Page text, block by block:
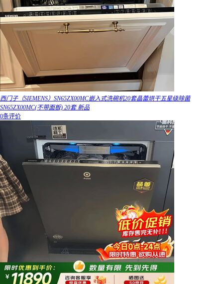
西门子（SIEMENS）SN65ZX00MC嵌入式洗碗机20套晶蕾烘干五星级除菌
SN65ZX00MC(不带面板) 20套 新品
0条评价